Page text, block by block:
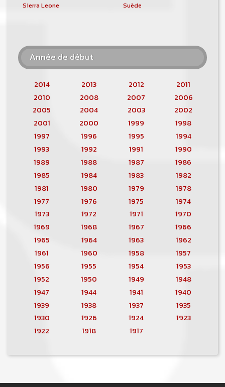
Sierra Leone
Suède
Année de début
2014 2013 2012
2011
2010
2008 2007
2006
2005
2004 2003
2002
2001
2000 1999
1998
1997
1996 1995
1994
1993
1992 1991
1990
1989
1988 1987
1986
1985
1984 1983
1982
1981
1980 1979
1978
1977
1976 1975
1974
1973
1972 1971
1970
1969
1968 1967
1966
1965
1964 1963
1962
1961
1960 1958
1957
1956
1955 1954
1953
1952
1950 1949
1948
1947
1944 1941
1940
1939
1938 1937
1935
1930
1926 1924
1923
1922
1918 1917